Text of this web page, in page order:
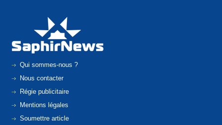
Qui sommes-nous ?
Nous contacter
Régie publicitaire
Mentions légales
Soumettre article